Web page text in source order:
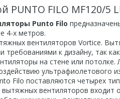
PUNTO FILO MF120/5
Punto Filo
4-х метров.
вентиляторов Vortice.
к дизайну, так
на стене или
ультрафиолетового
Filo поставляются четырех
вытяжных вентиляторов